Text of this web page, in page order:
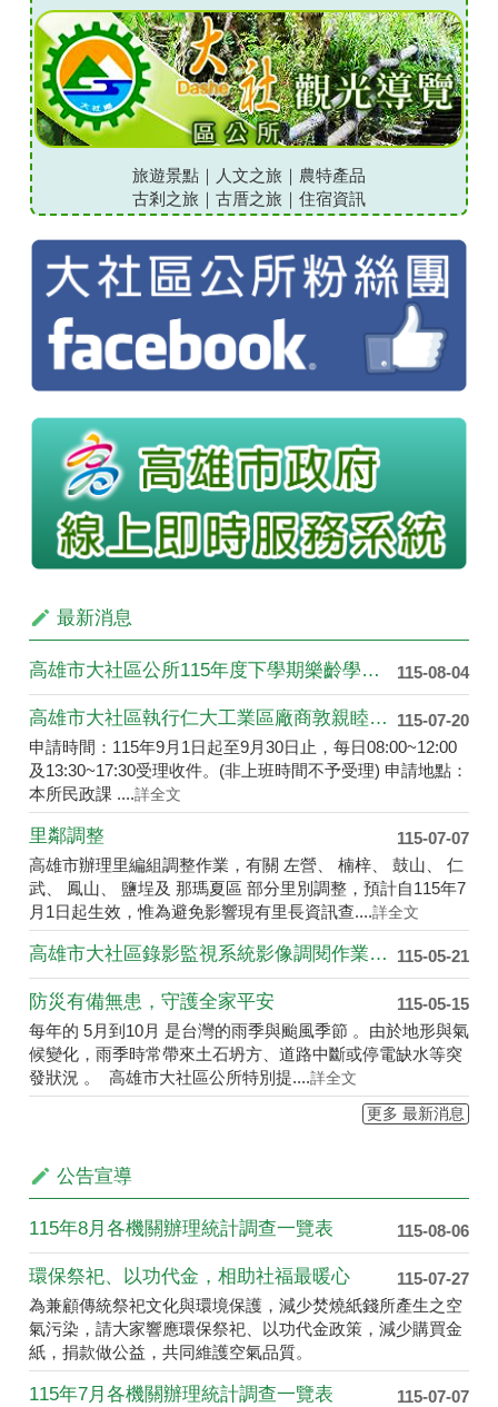
旅遊景點 ｜ 人文之旅 ｜ 農特產品
古剎之旅 ｜ 古厝之旅 ｜ 住宿資訊
最新消息
115-08-04
高雄市大社區公所115年度下學期樂齡學苑 即將開課，誠摯邀請大家一起加入學習的行列！
115-07-20
高雄市大社區執行仁大工業區廠商敦親睦鄰回饋金獎助學金及財團法人滿寬文教基金會高雄市大社區學生獎學金自115年9月1日起開始受理申請
申請時間：115年9月1日起至9月30日止，每日08:00~12:00
及13:30~17:30受理收件。(非上班時間不予受理) 申請地點：
本所民政課 ....詳全文
115-07-07
里鄰調整
高雄市辦理里編組調整作業，有關 左營、 楠梓、 鼓山、 仁
武、 鳳山、 鹽埕及 那瑪夏區 部分里別調整，預計自115年7
月1日起生效，惟為避免影響現有里長資訊查....詳全文
115-05-21
高雄市大社區錄影監視系統影像調閱作業要點
115-05-15
防災有備無患，守護全家平安
每年的 5月到10月 是台灣的雨季與颱風季節 。由於地形與氣
候變化，雨季時常帶來土石坍方、道路中斷或停電缺水等突
發狀況 。 高雄市大社區公所特別提....詳全文
更多 最新消息
公告宣導
115-08-06
115年8月各機關辦理統計調查一覽表
115-07-27
環保祭祀、以功代金，相助社福最暖心
為兼顧傳統祭祀文化與環境保護，減少焚燒紙錢所產生之空
氣污染，請大家響應環保祭祀、以功代金政策，減少購買金
紙，捐款做公益，共同維護空氣品質。
115-07-07
115年7月各機關辦理統計調查一覽表